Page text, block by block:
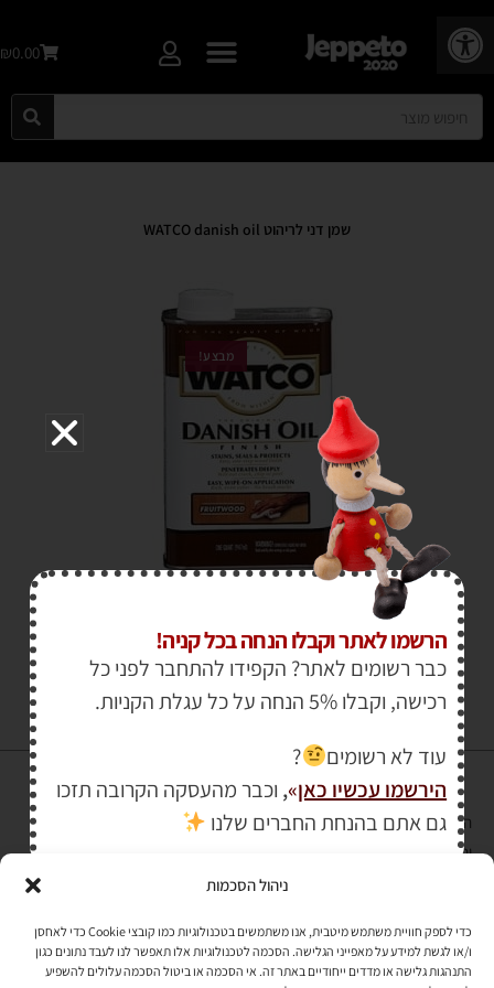
פתח סרגל נגישות
ניהול הסכמות
כדי לספק חוויית משתמש מיטבית, אנו משתמשים בטכנולוגיות כמו קובצי Cookie כדי לאחסן
ו/או לגשת למידע על מאפייני הגלישה. הסכמה לטכנולוגיות אלו תאפשר לנו לעבד נתונים כגון
התנהגות גלישה או מדדים ייחודיים באתר זה. אי הסכמה או ביטול הסכמה עלולים להשפיע
₪0.00
שמן דני לריהוט WATCO danish oil
מבצע!
והעומד בתקן אבטחה PCI DSS Level-1
לתקנון האתר»
הרשמו לאתר וקבלו הנחה בכל קניה!
כבר רשומים לאתר? הקפידו להתחבר לפני כל
רכישה, וקבלו 5% הנחה על כל עגלת הקניות.
עוד לא רשומים
?
הירשמו עכשיו כאן»
, וכבר מהעסקה הקרובה תזכו
גם אתם בהנחת החברים שלנו